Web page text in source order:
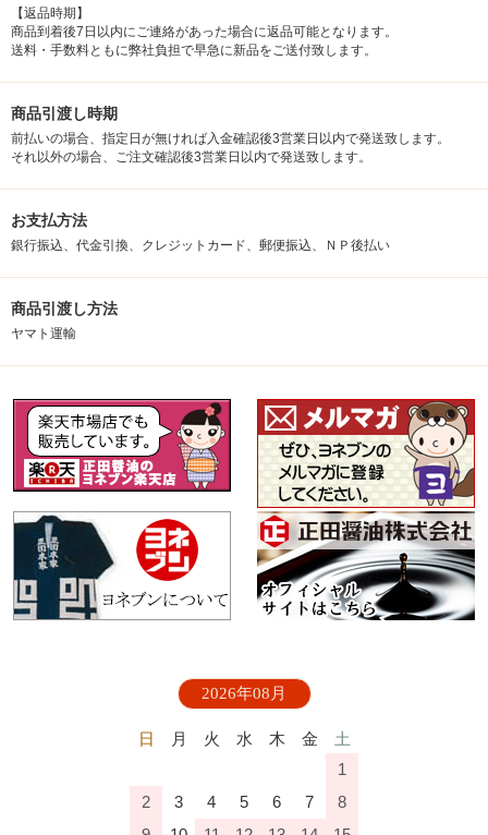
【返品時期】
商品到着後7日以内にご連絡があった場合に返品可能となります。
送料・手数料ともに弊社負担で早急に新品をご送付致します。
商品引渡し時期
前払いの場合、指定日が無ければ入金確認後3営業日以内で発送致します。
それ以外の場合、ご注文確認後3営業日以内で発送致します。
お支払方法
銀行振込、代金引換、クレジットカード、郵便振込、ＮＰ後払い
商品引渡し方法
ヤマト運輸
2026年08月
日 月 火 水 木 金
土
1
2
3 4 5 6 7
8